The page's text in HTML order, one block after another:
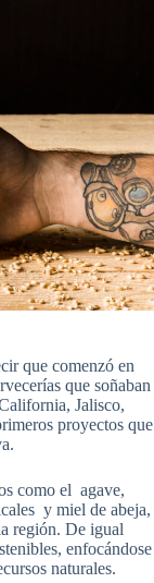
que comenzó en
que soñaban
Jalisco,
proyectos que
como el agave,
y miel de abeja,
región. De igual
enfocándose
naturales.